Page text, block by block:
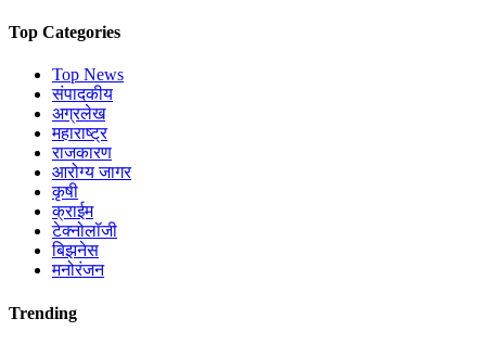
Top Categories
Top News
संपादकीय
अग्रलेख
महाराष्ट्र
राजकारण
आरोग्य जागर
कृषी
क्राईम
टेक्नोलॉजी
बिझनेस
मनोरंजन
Trending